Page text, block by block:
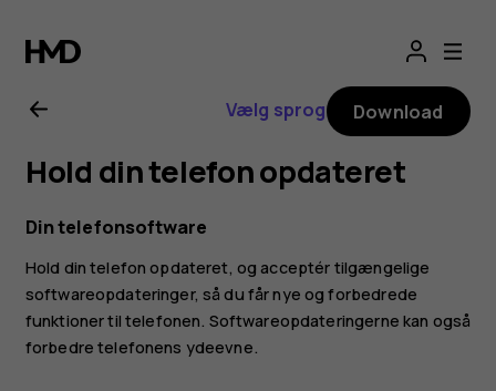
Brugervejledning
til
Nokia
8.1
Vælg sprog Download
Hold din telefon opdateret
Din telefonsoftware
Hold din telefon opdateret, og acceptér tilgængelige
softwareopdateringer, så du får nye og forbedrede
funktioner til telefonen. Softwareopdateringerne kan også
forbedre telefonens ydeevne.